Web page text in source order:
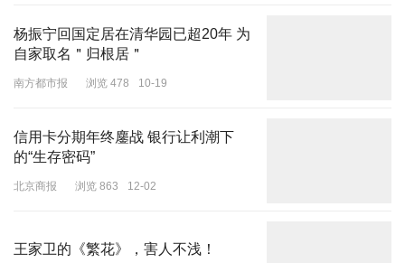
杨振宁回国定居在清华园已超20年 为
自家取名＂归根居＂
南方都市报 浏览 478 10-19
信用卡分期年终鏖战 银行让利潮下
的“生存密码”
北京商报 浏览 863 12-02
王家卫的《繁花》，害人不浅！